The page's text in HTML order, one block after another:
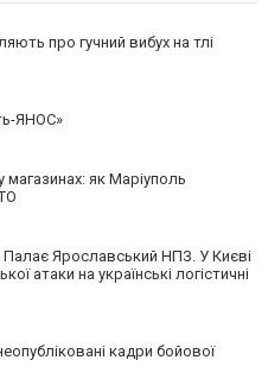
про гучний вибух на тлі
ЯНОС»
магазинах: як Маріуполь
Палає Ярославський НПЗ. У Києві
атаки на українські логістичні
кадри бойової